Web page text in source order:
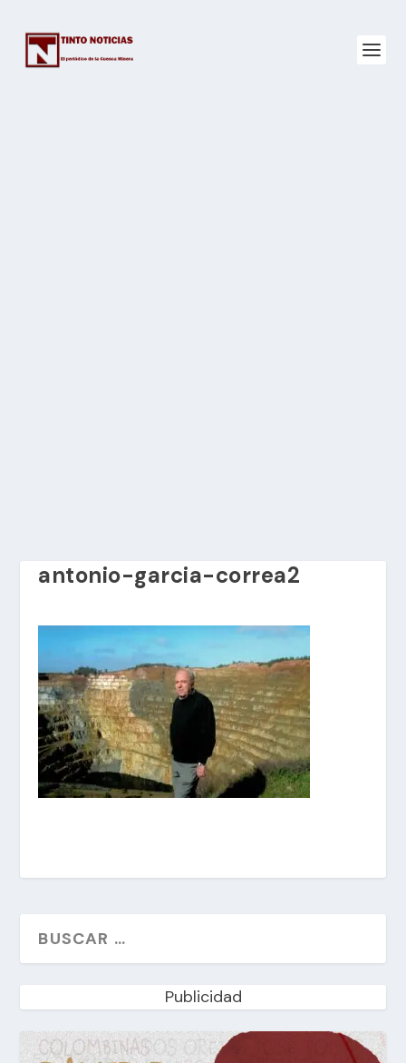
antonio-garcia-correa2
Publicidad